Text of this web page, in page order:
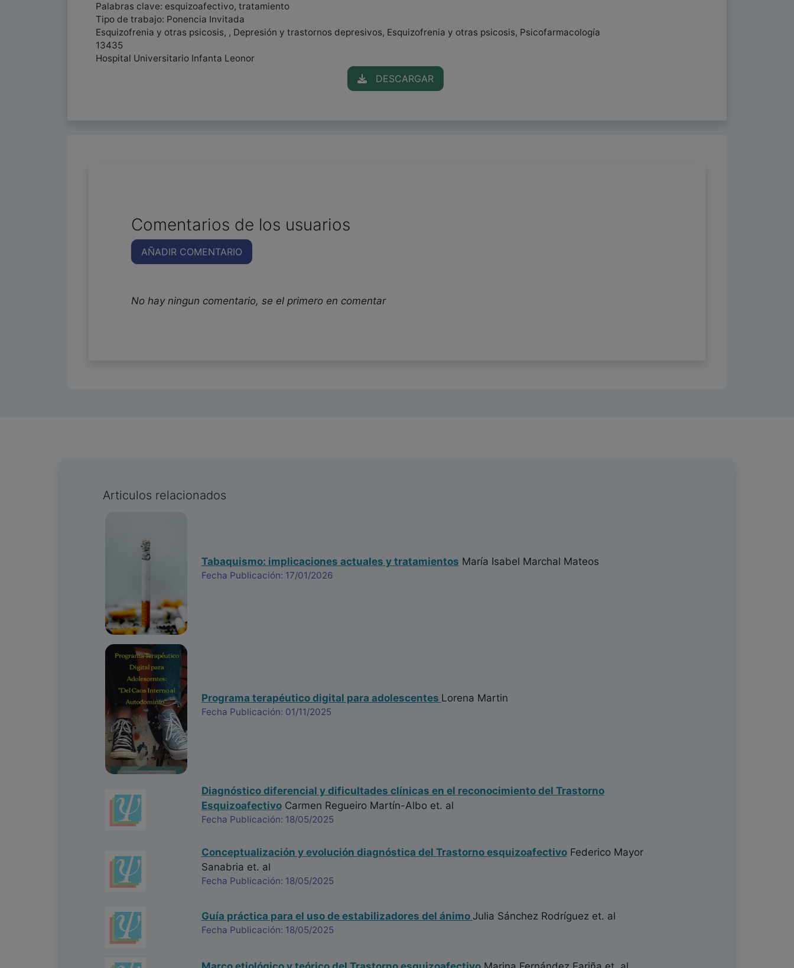
Palabras clave: esquizoafectivo, tratamiento
Tipo de trabajo: Ponencia Invitada
Esquizofrenia y otras psicosis, , Depresión y trastornos depresivos, Esquizofrenia y otras psicosis, Psicofarmacología
13435
Hospital Universitario Infanta Leonor
DESCARGAR
Comentarios de los usuarios
AÑADIR COMENTARIO
No hay ningun comentario, se el primero en comentar
Articulos relacionados
Tabaquismo: implicaciones actuales y tratamientos María Isabel Marchal Mateos
Fecha Publicación: 17/01/2026
Programa terapéutico digital para adolescentes Lorena Martin
Fecha Publicación: 01/11/2025
Diagnóstico diferencial y dificultades clínicas en el reconocimiento del Trastorno
EsquizoafectivoCarmen Regueiro Martín-Alboet. al
Fecha Publicación: 18/05/2025
Conceptualización y evolución diagnóstica del Trastorno esquizoafectivoFederico Mayor
Sanabria et. al
Fecha Publicación: 18/05/2025
Guía práctica para el uso de estabilizadores del ánimo Julia Sánchez Rodríguez et. al
Fecha Publicación: 18/05/2025